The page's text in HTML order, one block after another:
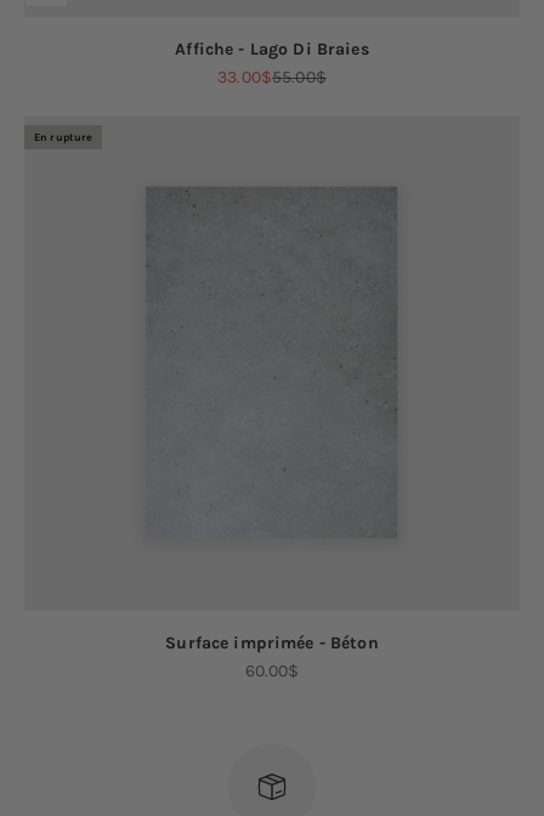
Affiche - Lago Di Braies
Prix de vente
33.00$Prix normal
55.00$
En rupture
Surface imprimée - Béton
Prix de vente
60.00$